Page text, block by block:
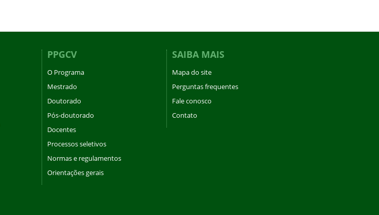
PPGCV
O Programa
Mestrado
Doutorado
Pós-doutorado
Docentes
Processos seletivos
Normas e regulamentos
Orientações gerais
SAIBA MAIS
Mapa do site
Perguntas frequentes
Fale conosco
Contato